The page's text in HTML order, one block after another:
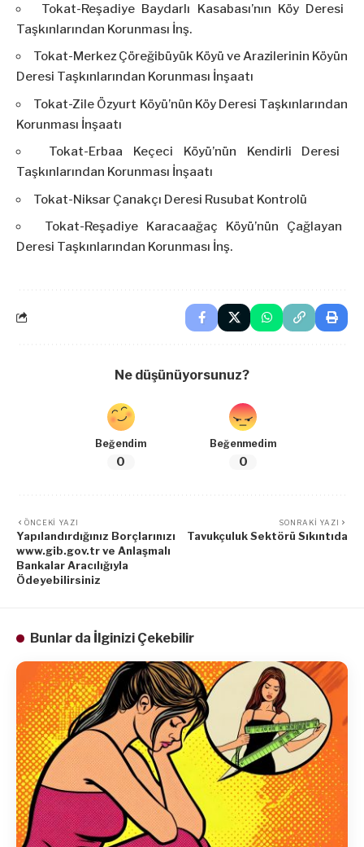
Tokat-Reşadiye Baydarlı Kasabası’nın Köy Deresi
Taşkınlarından Korunması İnş.
Tokat-Merkez Çöreğibüyük Köyü ve Arazilerinin Köyün
Deresi Taşkınlarından Korunması İnşaatı
Tokat-Zile Özyurt Köyü’nün Köy Deresi Taşkınlarından
Korunması İnşaatı
Tokat-Erbaa Keçeci Köyü’nün Kendirli Deresi
Taşkınlarından Korunması İnşaatı
Tokat-Niksar Çanakçı Deresi Rusubat Kontrolü
Tokat-Reşadiye Karacaağaç Köyü’nün Çağlayan
Deresi Taşkınlarından Korunması İnş.
Ne düşünüyorsunuz?
Beğendim
0
Beğenmedim
0
ÖNCEKI YAZI
Yapılandırdığınız Borçlarınızı
www.gib.gov.tr ve Anlaşmalı
Bankalar Aracılığıyla
Ödeyebilirsiniz
SONRAKI YAZI
Tavukçuluk Sektörü Sıkıntıda
Bunlar da İlginizi Çekebilir